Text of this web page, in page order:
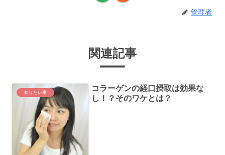
管理者
関連記事
知りたい事
コラーゲンの経口摂取は効果な
し！？そのワケとは？